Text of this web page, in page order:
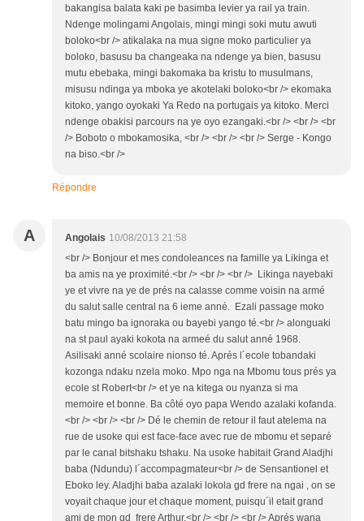
bakangisa balata kaki pe basimba levier ya rail ya train.
Ndenge molingami Angolais, mingi mingi soki mutu awuti
boloko<br /> atikalaka na mua signe moko particulier ya
boloko, basusu ba changeaka na ndenge ya bien, basusu
mutu ebebaka, mingi bakomaka ba kristu to musulmans,
misusu ndinga ya mboka ye akotelaki boloko<br /> ekomaka
kitoko, yango oyokaki Ya Redo na portugais ya kitoko. Merci
ndenge obakisi parcours na ye oyo ezangaki.<br /> <br /> <br
/> Boboto o mbokamosika, <br /> <br /> <br /> Serge - Kongo
na biso.<br />
Répondre
A Angolais 10/08/2013 21:58
<br /> Bonjour et mes condoleances na famille ya Likinga et
ba amis na ye proximité.<br /> <br /> <br /> Likinga nayebaki
ye et vivre na ye de prés na calasse comme voisin na armé
du salut salle central na 6 ieme anné. Ezali passage moko
batu mingo ba ignoraka ou bayebi yango té.<br /> alonguaki
na st paul ayaki kokota na armeé du salut anné 1968.
Asilisaki anné scolaire nionso té. Aprés l´ecole tobandaki
kozonga ndaku nzela moko. Mpo nga na Mbomu tous prés ya
ecole st Robert<br /> et ye na kitega ou nyanza si ma
memoire et bonne. Ba côté oyo papa Wendo azalaki kofanda.
<br /> <br /> <br /> Dé le chemin de retour il faut atelema na
rue de usoke qui est face-face avec rue de mbomu et separé
par le canal bitshaku tshaku. Na usoke habitait Grand Aladjhi
baba (Ndundu) l´accompagmateur<br /> de Sensantionel et
Eboko ley. Aladjhi baba azalaki lokola gd frere na ngai , on se
voyait chaque jour et chaque moment, puisqu´il etait grand
ami de mon gd frere Arthur.<br /> <br /> <br /> Aprés wana